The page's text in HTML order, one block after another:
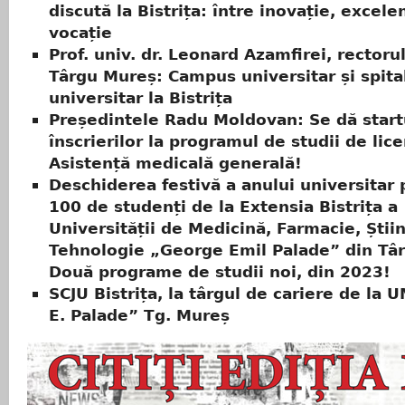
discută la Bistrița: între inovație,
vocație
Prof. univ. dr. Leonard Azamfirei, rectorul
Târgu Mureș: Campus universitar și
universitar la Bistrița
Președintele Radu Moldovan: Se dă
înscrierilor la programul de studii de
Asistență medicală generală!
Deschiderea festivă a anului universitar
100 de studenți de la Extensia Bistrița a
Universității de Medicină, Farmacie,
Tehnologie „George Emil Palade” din
Două programe de studii noi, din 2023!
SCJU Bistrița, la târgul de cariere de la
E. Palade” Tg. Mureș